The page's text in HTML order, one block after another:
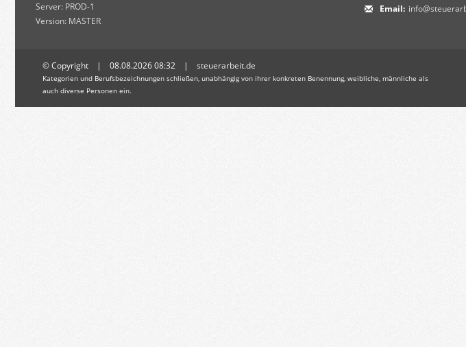
Server: PROD-1
Version: MASTER
Email:
© Copyright | 08.08.2026 08:32 | steuerarbeit.de
Kategorien und Berufsbezeichnungen schließen, unabhängig von ihrer konkreten Benennung, weibliche, männliche als
auch diverse Personen ein.